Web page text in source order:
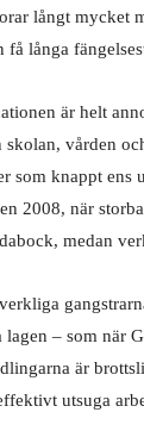
långt mycket
få långa
är helt
skolan, vården
som knappt ens
2008, när
medan
lagen – som när
är
utsuga